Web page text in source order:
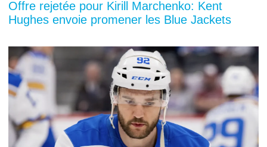
Offre rejetée pour Kirill Marchenko: Kent
Hughes envoie promener les Blue Jackets